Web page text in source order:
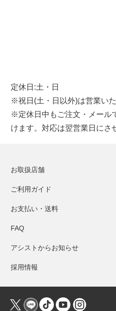
定休日:土・日
※祝日(土・日以外)は営業いた
※定休日中もご注文・メール
けます。対応は翌営業日にさ
お取扱店舗
ご利用ガイド
お支払い・送料
FAQ
アシストからお知らせ
採用情報